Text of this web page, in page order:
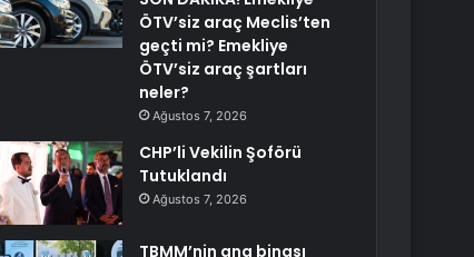
ÖTV’siz araç Meclis’ten
geçti mi? Emekliye
ÖTV’siz araç şartları
neler?
Ağustos 7, 2026
CHP’li Vekilin Şoförü
Tutuklandı
Ağustos 7, 2026
TBMM’nin ana binası